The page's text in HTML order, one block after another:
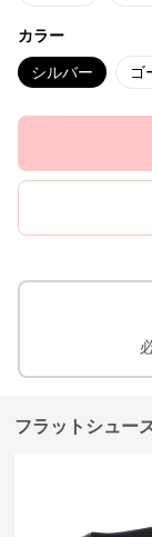
カラー
シルバー ゴ
フラットシュー